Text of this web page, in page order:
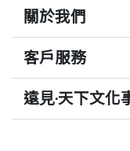
關於我們
客戶服務
遠見‧天下文化